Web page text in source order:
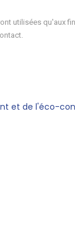
utilisées qu'aux
et de l'éco-